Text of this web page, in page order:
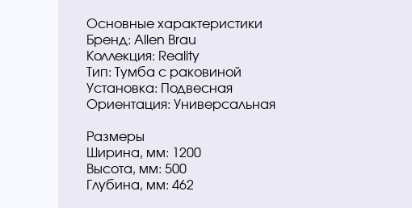
Основные характеристики
Бренд: Allen Brau
Коллекция: Reality
Тип: Тумба с раковиной
Установка: Подвесная
Ориентация: Универсальная
Размеры
Ширина, мм: 1200
Высота, мм: 500
Глубина, мм: 462